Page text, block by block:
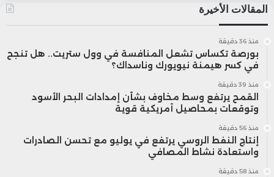
المقالات الأخيرة
منذ 36 دقيقة
بورصة تكساس تشعل المنافسة في وول ستريت.. هل تنجح
في كسر هيمنة نيويورك وناسداك؟
منذ 39 دقيقة
القمح يرتفع وسط مخاوف بشأن إمدادات البحر الأسود
وتوقعات بمحاصيل أمريكية قوية
منذ 56 دقيقة
إنتاج النفط الروسي يرتفع في يوليو مع تحسن الصادرات
واستعادة نشاط المصافي
منذ 58 دقيقة